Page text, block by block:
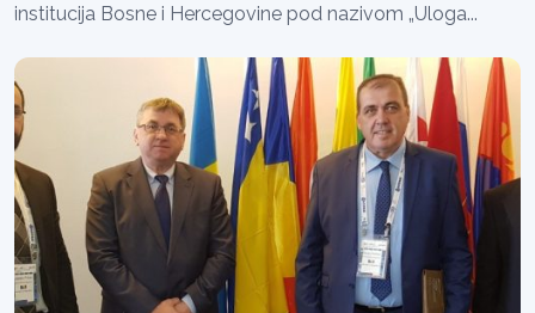
institucija Bosne i Hercegovine pod nazivom „Uloga...